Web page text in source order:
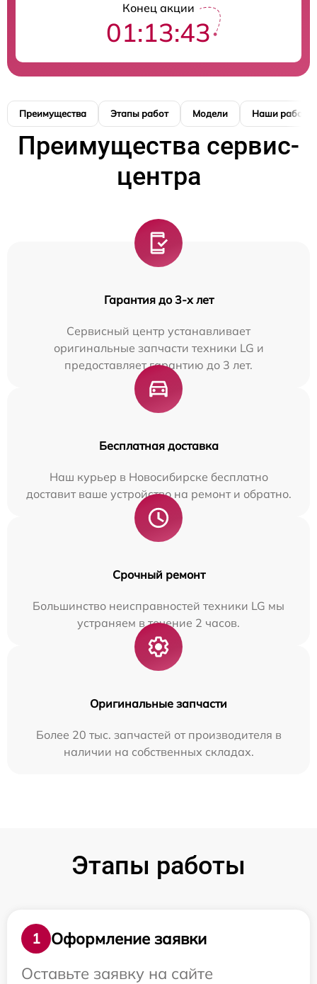
Конец акции
01:13:42
Преимущества Этапы работ Модели Наши работы
Преимущества сервис-
центра
Гарантия до 3-х лет
Сервисный центр устанавливает
оригинальные запчасти техники LG и
предоставляет гарантию до 3 лет.
Бесплатная доставка
Наш курьер в Новосибирске бесплатно
доставит ваше устройство на ремонт и обратно.
Срочный ремонт
Большинство неисправностей техники LG мы
устраняем в течение 2 часов.
Оригинальные запчасти
Более 20 тыс. запчастей от производителя в
наличии на собственных складах.
Этапы работы
1
Оформление заявки
Оставьте заявку на сайте